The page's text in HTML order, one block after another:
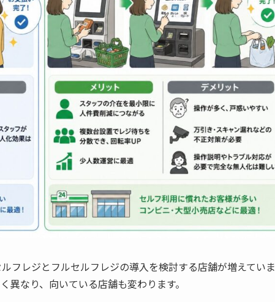
フレジとフルセルフレジの導入を検討する店舗が増えていま
異なり、向いている店舗も変わります。